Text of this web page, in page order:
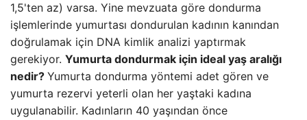
1,5'ten az) varsa. Yine mevzuata göre dondurma
işlemlerinde yumurtası dondurulan kadının kanından
doğrulamak için DNA kimlik analizi yaptırmak
gerekiyor. Yumurta dondurmak için ideal yaş aralığı
nedir? Yumurta dondurma yöntemi adet gören ve
yumurta rezervi yeterli olan her yaştaki kadına
uygulanabilir. Kadınların 40 yaşından önce